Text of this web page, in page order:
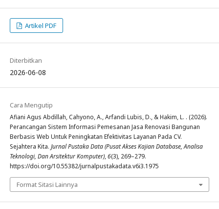
Artikel PDF
Diterbitkan
2026-06-08
Cara Mengutip
Afiani Agus Abdillah, Cahyono, A., Arfandi Lubis, D., & Hakim, L. . (2026).
Perancangan Sistem Informasi Pemesanan Jasa Renovasi Bangunan
Berbasis Web Untuk Peningkatan Efektivitas Layanan Pada CV.
Sejahtera Kita. Jurnal Pustaka Data (Pusat Akses Kajian Database, Analisa
Teknologi, Dan Arsitektur Komputer),6(3), 269–279.
https://doi.org/10.55382/jurnalpustakadata.v6i3.1975
Format Sitasi Lainnya